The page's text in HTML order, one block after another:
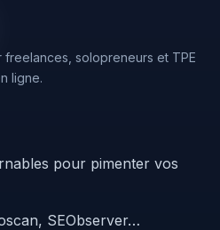
solopreneurs et TPE
ligne.
pour pimenter vos
SEObserver…